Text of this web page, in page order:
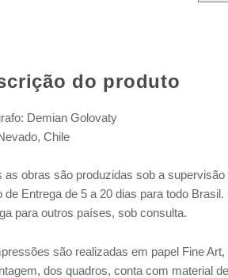
do produto
Demian Golovaty
Chile
as obras são produzidas sob a
de Entrega de 5 a 20 dias para todo
para outros países, sob consulta.
são realizadas em papel Fine
dos quadros, conta com material